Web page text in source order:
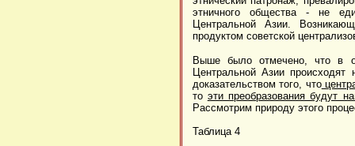
этничного общества - не
Центральной Азии.
продуктом советской
Выше было отмечено, что в
Центральной Азии
доказательством того, что
то эти преобразования будут
Рассмотрим природу этого
Таблица 4